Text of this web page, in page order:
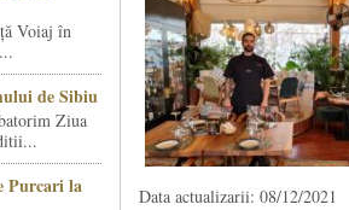
Voiaj în
de Sibiu
Ziua
Purcari la Data actualizarii: 08/12/2021